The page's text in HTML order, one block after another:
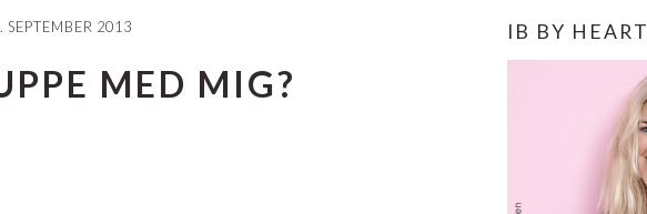
SEPTEMBER 2013
MED MIG?
PRIMÆR
IB BY HEART